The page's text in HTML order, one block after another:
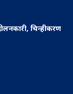
चिन्हीकरण